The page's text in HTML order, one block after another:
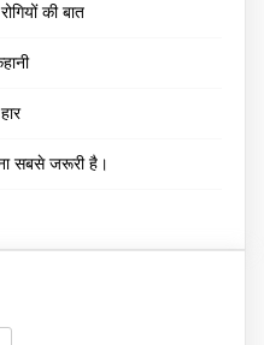
की बात
सबसे जरूरी है।